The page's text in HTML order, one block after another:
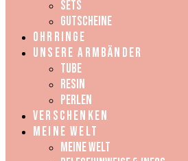
SETS
GUTSCHEINE
OHRRINGE
UNSERE ARMBÄNDER
Tube
Resin
Perlen
VERSCHENKEN
MEINE WELT
Meine Welt